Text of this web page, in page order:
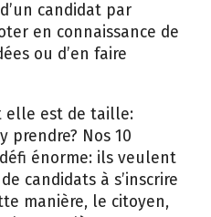
candidat par
en connaissance de
ou d’en faire
elle est de taille:
prendre? Nos 10
énorme: ils veulent
candidats à s’inscrire
manière, le citoyen,